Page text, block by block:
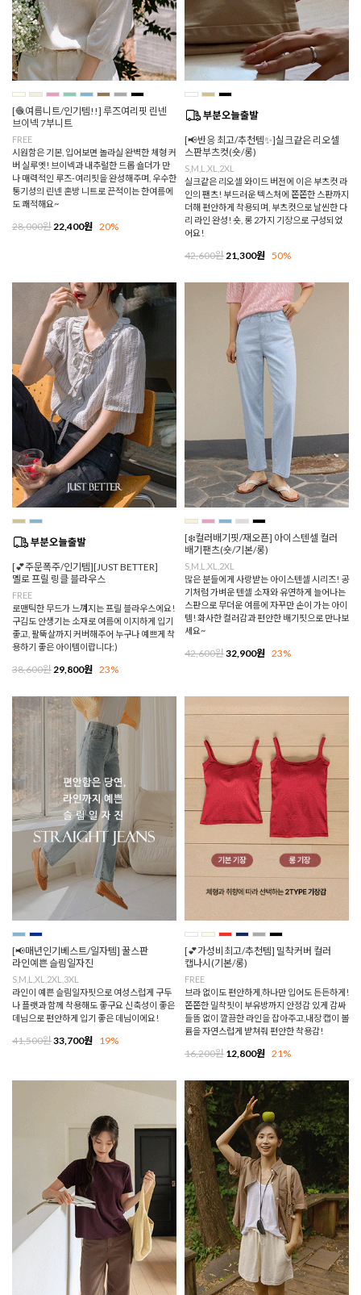
[🧶여름니트/인기템!!] 루즈여리핏 린넨
브이넥 7부니트
FREE
시원함은 기본, 입어보면 놀라실 완벽한 체형 커
버 실루엣! 브이넥과 내추럴한 드롭 숄더가 만
나 매력적인 루즈-여리핏을 완성해주며, 우수한
통기성의 린넨 혼방 니트로 끈적이는 한여름에
도 쾌적해요~
28,000원 22,400원 20%
[📢반응 최고/추천템✨]실크같은 리오셀
스판부츠컷(숏/롱)
S,M,L,XL,2XL
실크같은 리오셀 와이드 버전에 이은 부츠컷 라
인의 팬츠! 부드러운 텍스처에 쫀쫀한 스판까지
더해 편안하게 착용되며, 부츠컷으로 날씬한 다
리 라인 완성! 숏, 롱 2가지 기장으로 구성되었
어요!
42,600원 21,300원 50%
[💕주문폭주/인기템][JUST BETTER]
멜로 프릴 링클 블라우스
FREE
로맨틱한 무드가 느껴지는 프릴 블라우스에요!
구김도 안생기는 소재로 여름에 이지하게 입기
좋고, 팔뚝살까지 커버해주어 누구나 예쁘게 착
용하기 좋은 아이템이랍니다:)
38,600원 29,800원 23%
[❄️컬러배기핏/재오픈] 아이스텐셀 컬러
배기팬츠(숏/기본/롱)
S,M,L,XL,2XL
많은 분들에게 사랑받는 아이스텐셀 시리즈! 공
기처럼 가벼운 텐셀 소재와 유연하게 늘어나는
스판으로 무더운 여름에 자꾸만 손이 가는 아이
템! 화사한 컬러감과 편안한 배기핏으로 만나보
세요~
42,600원32,900원 23%
[📢매년인기베스트/일자템] 꿀스판
라인예쁜 슬림일자진
S,M,L,XL,2XL,3XL
라인이 예쁜 슬림일자핏으로 여성스럽게 구두
나 플랫과 함께 착용해도 좋구요 신축성이 좋은
데님으로 편안하게 입기 좋은 데님이에요!
41,500원33,700원 19%
[💕가성비최고/추천템] 밀착커버 컬러
캡나시(기본/롱)
FREE
브라 없이도 편안하게,하나만 입어도 든든하게!
쫀쫀한 밀착핏이 부유방까지 안정감 있게 감싸
들뜸 없이 깔끔한 라인을 잡아주고,내장 캡이 볼
륨을 자연스럽게 받쳐줘 편안한 착용감!
16,200원 12,800원 21%